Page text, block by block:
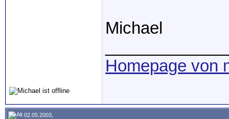
Michael
Homepage von
02.05.2003,